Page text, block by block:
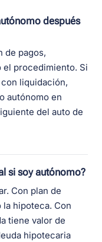
después
de pagos,
el procedimiento. Si
liquidación,
autónomo en
del auto de
si soy autónomo?
Con plan de
la hipoteca. Con
tiene valor de
hipotecaria